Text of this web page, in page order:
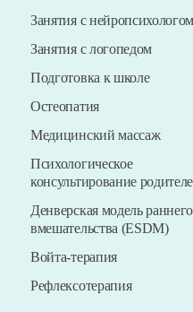
Занятия с нейропсихологом
Занятия с логопедом
Подготовка к школе
Остеопатия
Медицинский массаж
Психологическое
консультирование
Денверская модель раннего
вмешательства (ESDM)
Войта-терапия
Рефлексотерапия